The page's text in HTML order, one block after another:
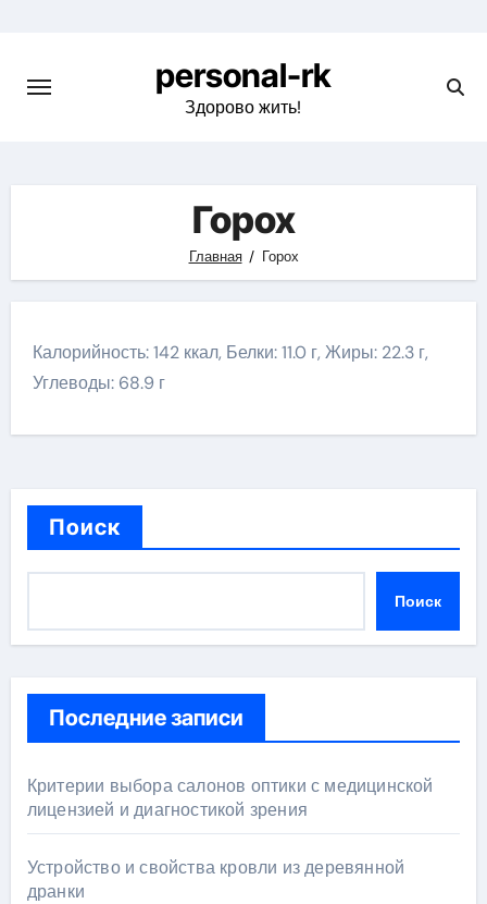
содержимому
personal-rk
Здорово жить!
Горох
Главная Горох
Калорийность: 142 ккал, Белки: 11.0 г, Жиры: 22.3 г,
Углеводы: 68.9 г
Поиск
Поиск
Последние записи
Критерии выбора салонов оптики с медицинской
лицензией и диагностикой зрения
Устройство и свойства кровли из деревянной
дранки